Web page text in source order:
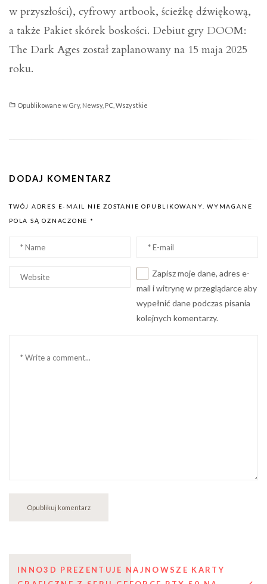
w przyszłości), cyfrowy artbook, ścieżkę dźwiękową,
a także Pakiet skórek boskości. Debiut gry DOOM:
The Dark Ages został zaplanowany na 15 maja 2025
roku.
Opublikowane wGry, Newsy, PC Wszystkie
DODAJ KOMENTARZ
TWÓJ ADRES E-MAIL NIE ZOSTANIE OPUBLIKOWANY.
WYMAGANE
POLA SĄ OZNACZONE *
Nazwa
Email
Witryna
Zapisz moje dane, adres e-
mail i witrynę w przeglądarce aby
wypełnić dane podczas pisania
kolejnych komentarzy.
Nawigacja
INNO3D PREZENTUJE NAJNOWSZE KARTY